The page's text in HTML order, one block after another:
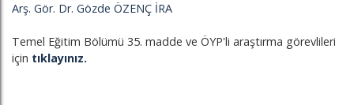
Arş. Gör. Dr. Gözde ÖZENÇ İRA
Temel Eğitim Bölümü 35. madde ve ÖYP'li araştırma görevlileri
için tıklayınız.